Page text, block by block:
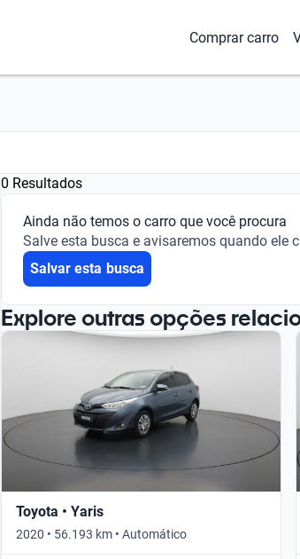
Comprar carro
0 Resultados
Ainda não temos o carro que você procura
Salve esta busca e avisaremos quando ele
Salvar esta busca
Explore outras opções
Toyota • Yaris
2020 • 56.193 km • Automático